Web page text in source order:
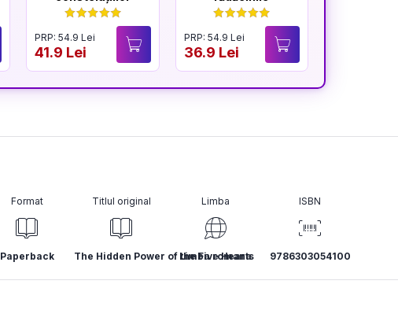
PRP: 54.9 Lei
41.9 Lei
PRP: 54.9 Lei
36.9 Lei
Format
Paperback
Titlul original
The Hidden Power of the Five Hearts
Limba
Limba romana
ISBN
9786303054100